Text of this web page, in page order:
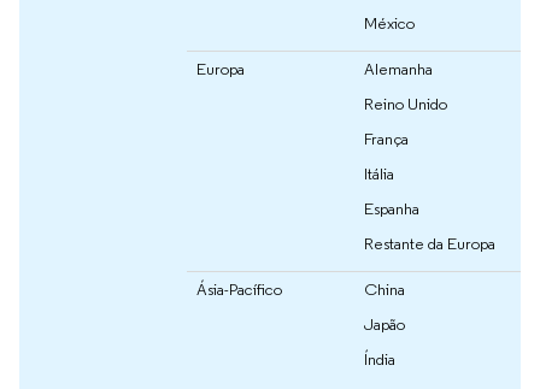
México
Europa
Alemanha
Reino Unido
França
Itália
Espanha
Restante da Europa
Ásia-Pacífico
China
Japão
Índia